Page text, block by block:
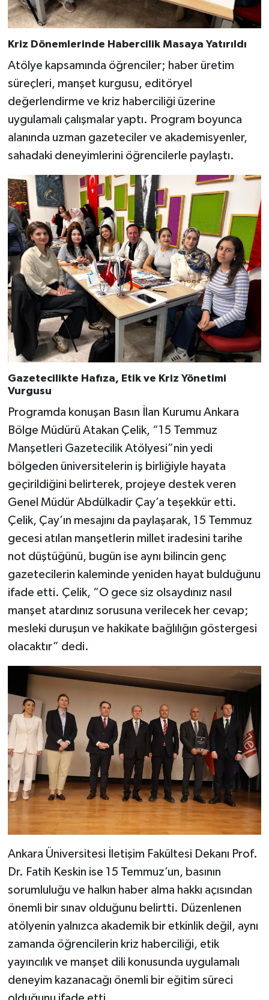
Kriz Dönemlerinde Habercilik Masaya Yatırıldı
Atölye kapsamında öğrenciler; haber üretim
süreçleri, manşet kurgusu, editöryel
değerlendirme ve kriz haberciliği üzerine
uygulamalı çalışmalar yaptı. Program boyunca
alanında uzman gazeteciler ve akademisyenler,
sahadaki deneyimlerini öğrencilerle paylaştı.
Gazetecilikte Hafıza, Etik ve Kriz Yönetimi
Vurgusu
Programda konuşan Basın İlan Kurumu Ankara
Bölge Müdürü Atakan Çelik, “15 Temmuz
Manşetleri Gazetecilik Atölyesi”nin yedi
bölgeden üniversitelerin iş birliğiyle hayata
geçirildiğini belirterek, projeye destek veren
Genel Müdür Abdülkadir Çay’a teşekkür etti.
Çelik, Çay’ın mesajını da paylaşarak, 15 Temmuz
gecesi atılan manşetlerin millet iradesini tarihe
not düştüğünü, bugün ise aynı bilincin genç
gazetecilerin kaleminde yeniden hayat bulduğunu
ifade etti. Çelik, “O gece siz olsaydınız nasıl
manşet atardınız sorusuna verilecek her cevap;
mesleki duruşun ve hakikate bağlılığın göstergesi
olacaktır” dedi.
Ankara Üniversitesi İletişim Fakültesi Dekanı Prof.
Dr. Fatih Keskin ise 15 Temmuz’un, basının
sorumluluğu ve halkın haber alma hakkı açısından
önemli bir sınav olduğunu belirtti. Düzenlenen
atölyenin yalnızca akademik bir etkinlik değil, aynı
zamanda öğrencilerin kriz haberciliği, etik
yayıncılık ve manşet dili konusunda uygulamalı
deneyim kazanacağı önemli bir eğitim süreci